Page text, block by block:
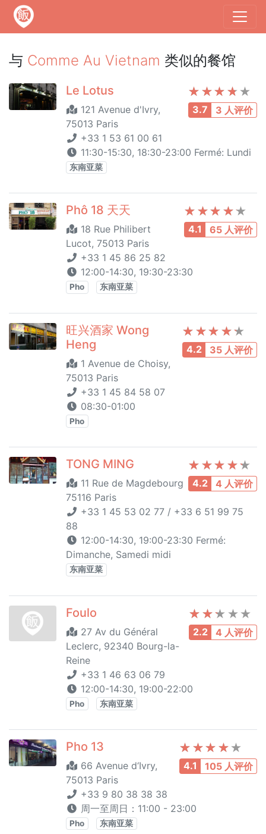
与 Comme Au Vietnam 类似的餐馆
3.7 3 人评价
Le Lotus
121 Avenue d'Ivry,
75013 Paris
+33 1 53 61 00 61
11:30-15:30, 18:30-23:00 Fermé: Lundi
东南亚菜
4.1 65 人评价
Phô 18 天天
18 Rue Philibert
Lucot, 75013 Paris
+33 1 45 86 25 82
12:00-14:30, 19:30-23:30
Pho 东南亚菜
4.2 35 人评价
旺兴酒家 Wong
Heng
1 Avenue de Choisy,
75013 Paris
+33 1 45 84 58 07
08:30-01:00
Pho
4.2 4 人评价
TONG MING
11 Rue de Magdebourg
75116 Paris
+33 1 45 53 02 77 / +33 6 51 99 75
88
12:00-14:30, 19:00-23:30 Fermé:
Dimanche, Samedi midi
东南亚菜
2.2 4 人评价
Foulo
27 Av du Général
Leclerc, 92340 Bourg-la-
Reine
+33 1 46 63 06 79
12:00-14:30, 19:00-22:00
Pho 东南亚菜
4.1 105 人评价
Pho 13
66 Avenue d‘Ivry,
75013 Paris
+33 9 80 38 38 38
周一至周日：11:00 - 23:00
Pho 东南亚菜